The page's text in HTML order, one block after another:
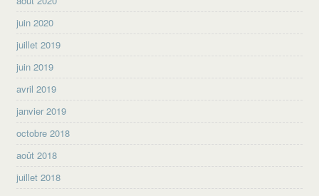
juin 2020
juillet 2019
juin 2019
avril 2019
janvier 2019
octobre 2018
août 2018
juillet 2018